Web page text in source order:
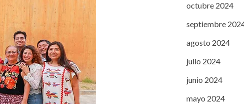
octubre 2024
septiembre
agosto 2024
julio 2024
junio 2024
mayo 2024